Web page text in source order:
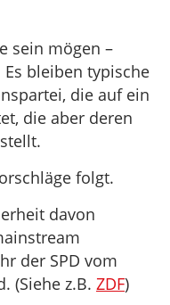
sein mögen –
bleiben typische
die auf ein
die aber deren
folgt.
davon
der SPD vom
(Siehe z.B. ZDF)